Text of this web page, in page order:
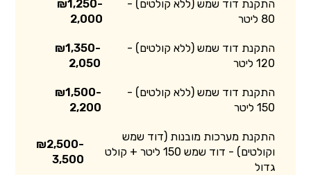
התקנת דוד שמש (ללא קולטים) -
80 ליטר
₪1,250-
2,000
התקנת דוד שמש (ללא קולטים) -
120 ליטר
₪1,350-
2,050
התקנת דוד שמש (ללא קולטים) -
150 ליטר
₪1,500-
2,200
התקנת מערכות מובנות (דוד שמש
וקולטים) - דוד שמש 150 ליטר + קולט
גדול
₪2,500-
3,500